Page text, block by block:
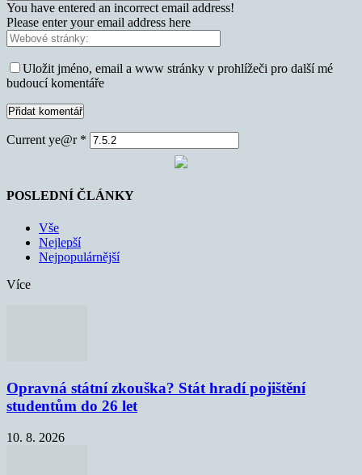
You have entered an incorrect email address!
Please enter your email address here
Uložit jméno, email a www stránky v prohlížeči pro další mé
budoucí komentáře
Current ye@r *
POSLEDNÍ ČLÁNKY
Vše
Nejlepší
Nejpopulárnější
Více
Opravná státní zkouška? Stát hradí pojištění
studentům do 26 let
10. 8. 2026